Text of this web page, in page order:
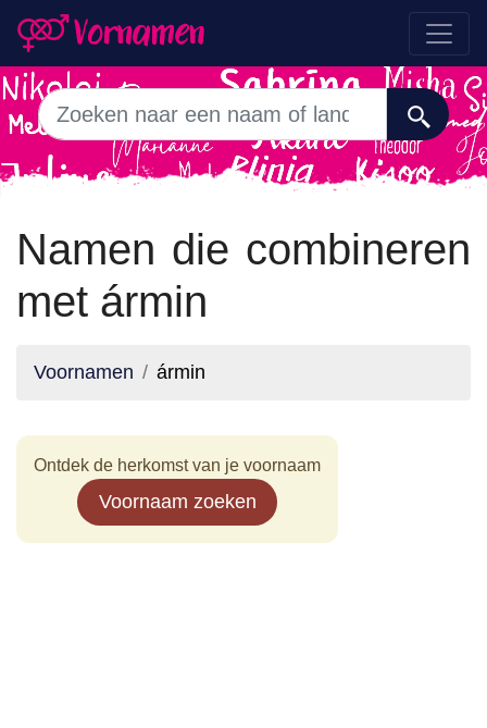
Namen die combineren
met ármin
Voornamen ármin
Ontdek de herkomst van je voornaam
Voornaam zoeken